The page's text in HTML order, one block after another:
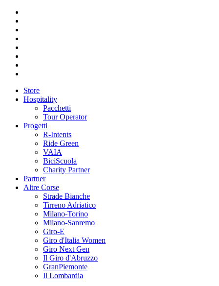
Store
Hospitality
Pacchetti
Tour Operator
Progetti
R-Intents
Ride Green
VAIA
BiciScuola
Charity Partner
Partner
Altre Corse
Strade Bianche
Tirreno Adriatico
Milano-Torino
Milano-Sanremo
Giro-E
Giro d'Italia Women
Giro Next Gen
Il Giro d'Abruzzo
GranPiemonte
Il Lombardia